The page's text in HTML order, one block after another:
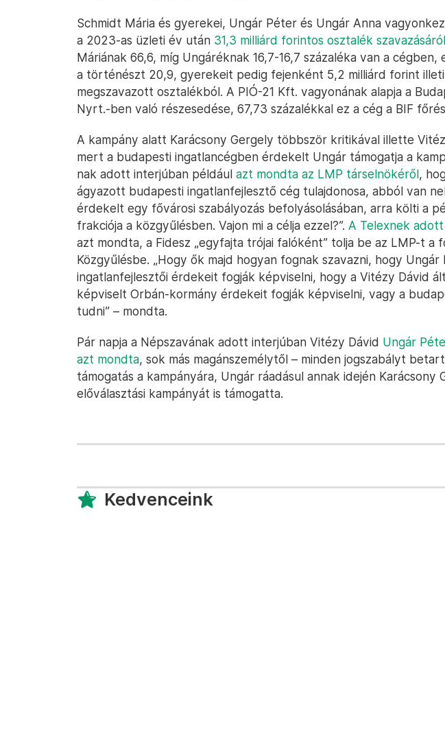
Schmidt Mária és gyerekei, Ungár Péter és Ungár Anna
a 2023-as üzleti év után 31,3 milliárd forintos osztalék
Máriának 66,6, míg Ungáréknak 16,7-16,7 százaléka van a cégben,
a történészt 20,9, gyerekeit pedig fejenként 5,2 milliárd forint illeti
megszavazott osztalékból. A PIÓ-21 Kft. vagyonának alapja a
Nyrt.-ben való részesedése, 67,73 százalékkal ez a cég a BIF
A kampány alatt Karácsony Gergely többször kritikával illette
mert a budapesti ingatlancégben érdekelt Ungár támogatja a
nak adott interjúban például azt mondta az LMP társelnökéről,
ágyazott budapesti ingatlanfejlesztő cég tulajdonosa, abból van
érdekelt egy fővárosi szabályozás befolyásolásában, arra költi a
frakciója a közgyűlésben. Vajon mi a célja ezzel?”. A Telexnek
azt mondta, a Fidesz „egyfajta trójai falóként” tolja be az LMP-t a
Közgyűlésbe. „Hogy ők majd hogyan fognak szavazni, hogy Ungár
ingatlanfejlesztői érdekeit fogják képviselni, hogy a Vitézy Dávid
képviselt Orbán-kormány érdekeit fogják képviselni, vagy a
tudni” – mondta.
Pár napja a Népszavának adott interjúban Vitézy Dávid Ungár
azt mondta, sok más magánszemélytől – minden jogszabályt
támogatás a kampányára, Ungár ráadásul annak idején Karácsony
előválasztási kampányát is támogatta.
Kedvenceink